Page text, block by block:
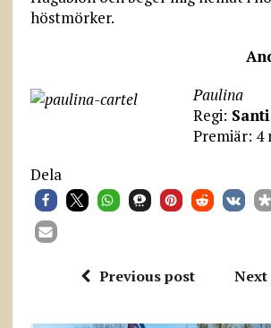
höstmörker.
Paulina
Regi:
Premiär: 4
Dela
Previous post Next